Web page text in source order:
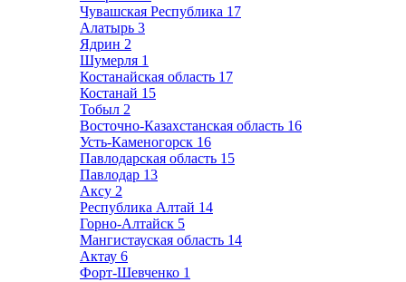
Чувашская Республика 17
Алатырь 3
Ядрин 2
Шумерля 1
Костанайская область 17
Костанай 15
Тобыл 2
Восточно-Казахстанская область 16
Усть-Каменогорск 16
Павлодарская область 15
Павлодар 13
Аксу 2
Республика Алтай 14
Горно-Алтайск 5
Мангистауская область 14
Актау 6
Форт-Шевченко 1